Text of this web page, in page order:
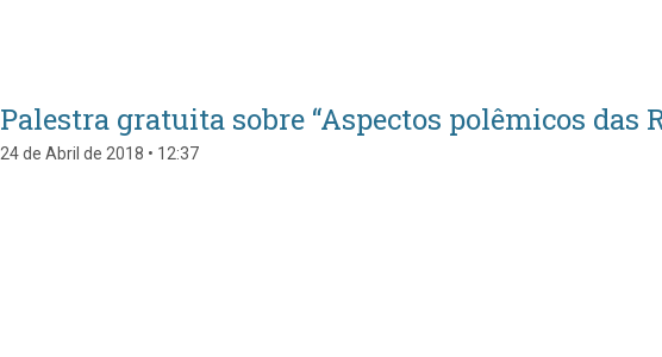
Palestra gratuita sobre “Aspectos polêmicos das
24 de Abril de 2018 • 12:37